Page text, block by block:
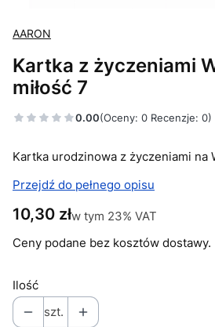
AARON
Kartka z życzeniami
miłość 7
0.00(Oceny: 0 Recenzje: 0)
Kartka urodzinowa z życzeniami na
Przejdź do pełnego opisu
Cena
10,30 złw tym 23% VAT
w tym 23% VAT
Ceny podane bez kosztów dostawy.
Ilość
szt.